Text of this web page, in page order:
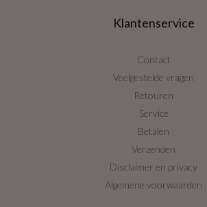
Klantenservice
Contact
Veelgestelde vragen
Retouren
Service
Betalen
Verzenden
Disclaimer en privacy
Algemene voorwaarden